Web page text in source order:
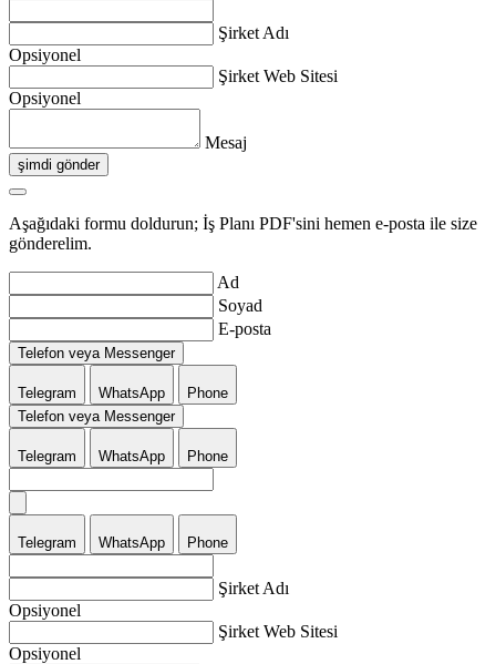
Şirket Adı
Opsiyonel
Şirket Web Sitesi
Opsiyonel
Mesaj
şimdi gönder
Aşağıdaki formu doldurun; İş Planı PDF'sini hemen e-posta ile size
gönderelim.
Ad
Soyad
E-posta
Telefon veya Messenger
Telegram WhatsApp
Phone
Telefon veya Messenger
Telegram WhatsApp Phone
Telegram WhatsApp Phone
Şirket Adı
Opsiyonel
Şirket Web Sitesi
Opsiyonel